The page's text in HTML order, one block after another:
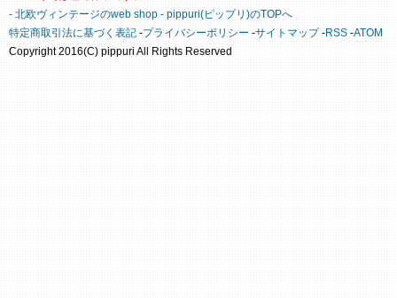
- 北欧ヴィンテージのweb shop - pippuri(ピップリ)のTOPへ
特定商取引法に基づく表記 -プライバシーポリシー -サイトマップ-RSS -ATOM
Copyright 2016(C) pippuri All Rights Reserved